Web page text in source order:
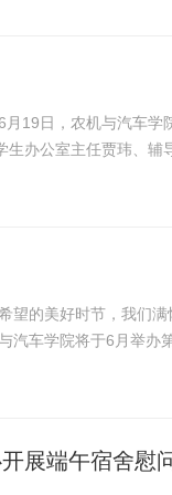
19日，农机与汽车
生办公室主任贾玮、
常见表现及危害，并重
望的美好时节，我们
车学院将于6月举办
车学院第五届“挑战杯”
展端午宿舍慰